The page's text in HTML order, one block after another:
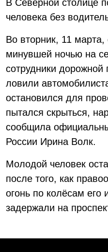
В Северной столице
человека без
Во вторник, 11 марта,
минувшей ночью на
сотрудники дорожной
ловили
остановился для
пытался скрыться,
сообщила
России Ирина Волк.
Молодой человек
после того, как
огонь по колёсам его
задержали на